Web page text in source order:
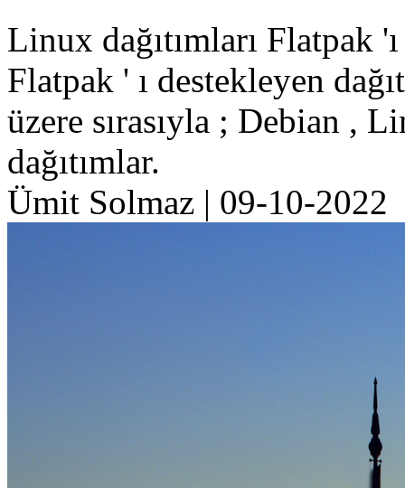
Linux dağıtımları Flatpak
Flatpak ' ı destekleyen
üzere sırasıyla ; Debian ,
dağıtımlar.
Ümit Solmaz | 09-10-2022